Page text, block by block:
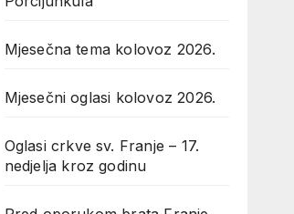
Mjesečna tema kolovoz 2026.
Mjesečni oglasi kolovoz 2026.
Oglasi crkve sv. Franje – 17.
nedjelja kroz godinu